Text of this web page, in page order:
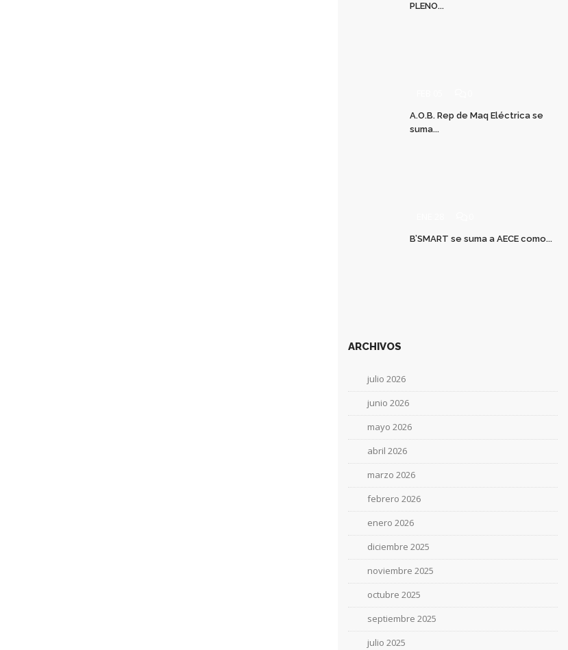
PLENO...
A.O.B. Rep de Maq Eléctrica se
suma...
B’SMART se suma a AECE como...
ARCHIVOS
julio 2026
junio 2026
mayo 2026
abril 2026
marzo 2026
febrero 2026
enero 2026
diciembre 2025
noviembre 2025
octubre 2025
septiembre 2025
julio 2025